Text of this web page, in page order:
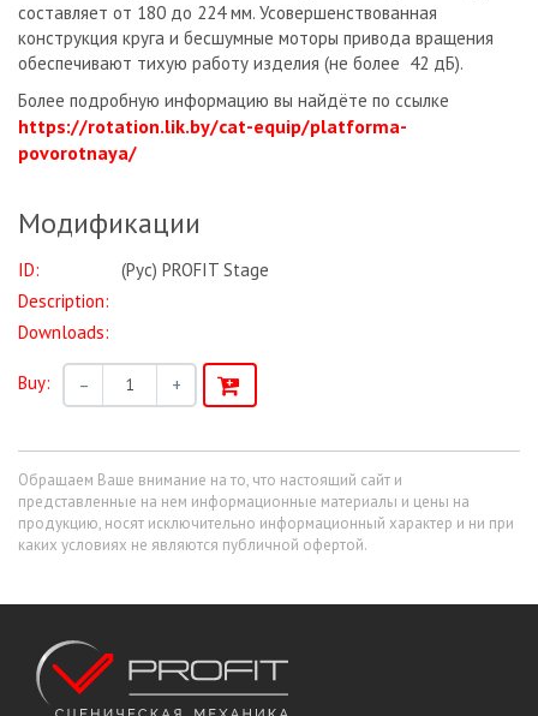
составляет от 180 до 224 мм. Усовершенствованная
конструкция круга и бесшумные моторы привода вращения
обеспечивают тихую работу изделия (не более 42 дБ).
Более подробную информацию вы найдёте по ссылке
https://rotation.lik.by/cat-equip/platforma-
povorotnaya/
Модификации
ID:
(Рус) PROFIT Stage
Description:
Downloads:
Buy: – +
Обращаем Ваше внимание на то, что настоящий сайт и
представленные на нем информационные материалы и цены на
продукцию, носят исключительно информационный характер и ни при
каких условиях не являются публичной офертой.